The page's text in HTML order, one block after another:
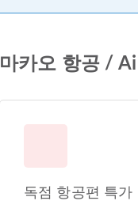
마카오 항공 /
독점 항공편 특가